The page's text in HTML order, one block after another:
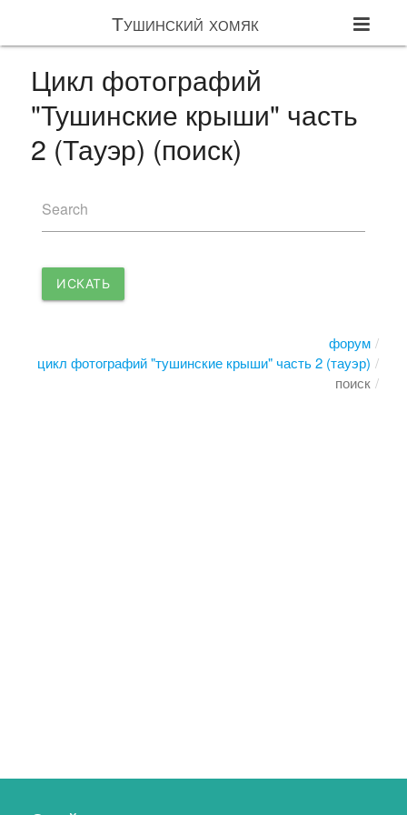
Тушинский хомяк
Цикл фотографий
"Тушинские крыши" часть
2 (Тауэр) (поиск)
Search
ИСКАТЬ
форум
цикл фотографий "тушинские крыши" часть 2 (тауэр)
поиск